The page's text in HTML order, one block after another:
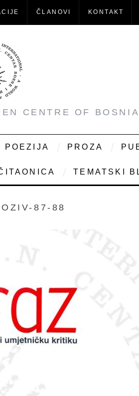
ČLANOVI KONTAKT
CENTRE OF
POEZIJA PROZA
TEMATSKI
87-88